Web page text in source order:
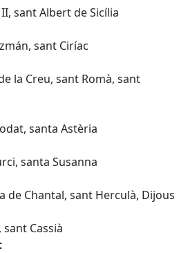
sant Albert de Sicília
sant Ciríac
la Creu, sant Romà, sant
santa Astèria
santa Susanna
de Chantal, sant Herculà, Dijous
Cassià